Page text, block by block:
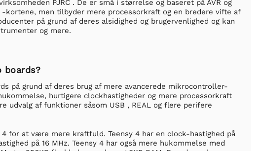
PJRC . De er små i størrelse og baseret på AVR og
men tilbyder mere processorkraft og en bredere vifte af
på grund af deres alsidighed og brugervenlighed og kan
og mere.
boards?
på grund af deres brug af mere avancerede mikrocontroller-
hurtigere clockhastigheder og mere processorkraft
udvalg af funktioner såsom USB , REAL og flere perifere
4 for at være mere kraftfuld. Teensy 4 har en clock-hastighed på
på 16 MHz. Teensy 4 har også mere hukommelse med